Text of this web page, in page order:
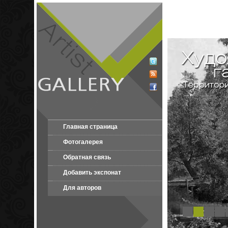
Главная страница
Фотогалерея
Обратная связь
Добавить экспонат
Для авторов